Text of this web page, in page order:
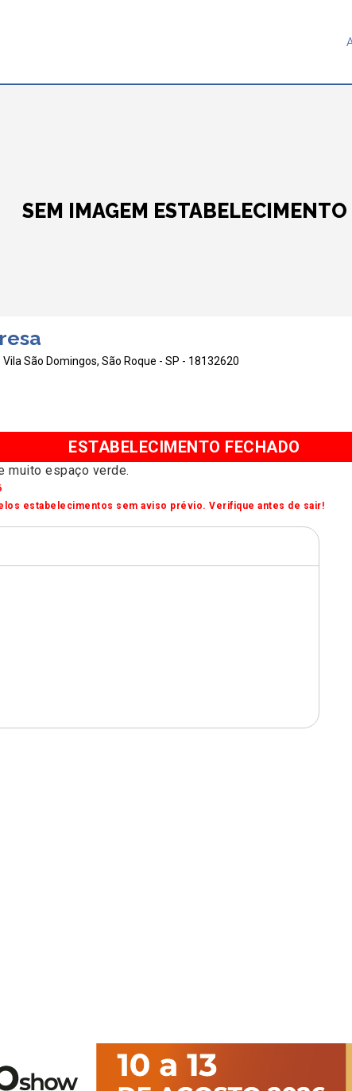
SEM IMAGEM ESTABELECIMENTO
São Domingos, São Roque - SP - 18132620
ESTABELECIMENTO FECHADO
muito espaço verde.
estabelecimentos sem aviso prévio. Verifique antes de sair!